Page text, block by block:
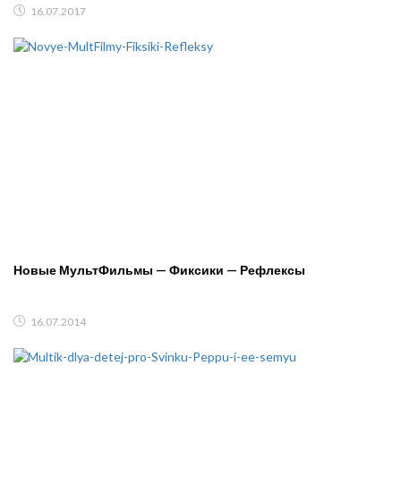
16.07.2017
Новые МультФильмы — Фиксики — Рефлексы
16.07.2014